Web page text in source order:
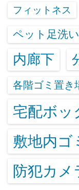
フィットネス
ペット足洗
内廊下
各階ゴミ置き
宅配ボッ
敷地内ゴ
防犯カメ